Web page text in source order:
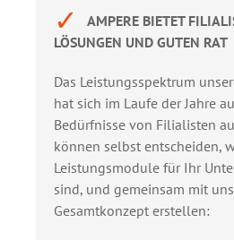
✓
AMPERE BIETET
LÖSUNGEN UND GUTEN RAT
Das Leistungsspektrum
hat sich im Laufe der Jahre
Bedürfnisse von Filialisten
können selbst entscheiden,
Leistungsmodule für Ihr
sind, und gemeinsam mit
Gesamtkonzept erstellen: